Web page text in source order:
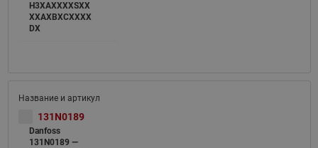
H3XAXXXXSXX
XXAXBXCXXXX
DX
131N0189
Danfoss
131N0189 —